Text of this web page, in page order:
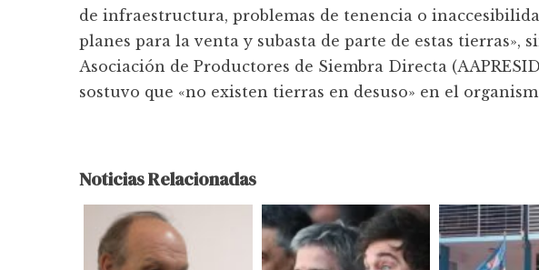
de infraestructura, problemas de tenencia o
planes para la venta y subasta de parte de estas tierras»,
Asociación de Productores de Siembra Directa
sostuvo que «no existen tierras en desuso» en el
Noticias Relacionadas